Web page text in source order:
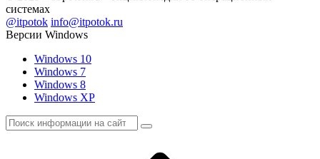
системах
@itpotok info@itpotok.ru
Версии Windows
Windows 10
Windows 7
Windows 8
Windows XP